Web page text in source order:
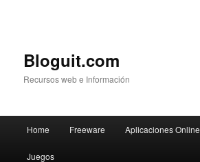
Bloguit.com
Recursos web e Información
Skip
Home Freeware Aplicaciones Online
Juegos